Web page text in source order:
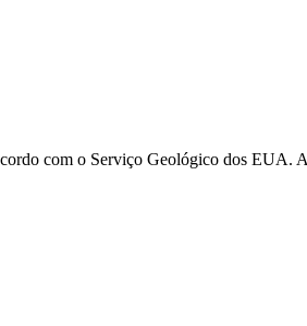
com o Serviço Geológico dos EUA.